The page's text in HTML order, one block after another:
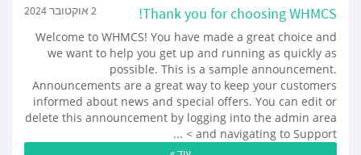
Thank you for choosing WHMCS! 2 אוקטובר 2024
Welcome to WHMCS! You have made a great choice and
we want to help you get up and running as quickly as
possible. This is a sample announcement.
Announcements are a great way to keep your customers
informed about news and special offers. You can edit or
delete this announcement by logging into the admin area
and navigating to Support > ...